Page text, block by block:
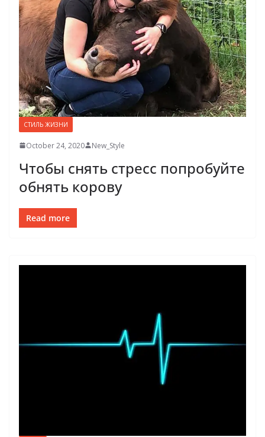
СТИЛЬ ЖИЗНИ
October 24, 2020 New_Style
Чтобы снять стресс попробуйте
обнять корову
Read more